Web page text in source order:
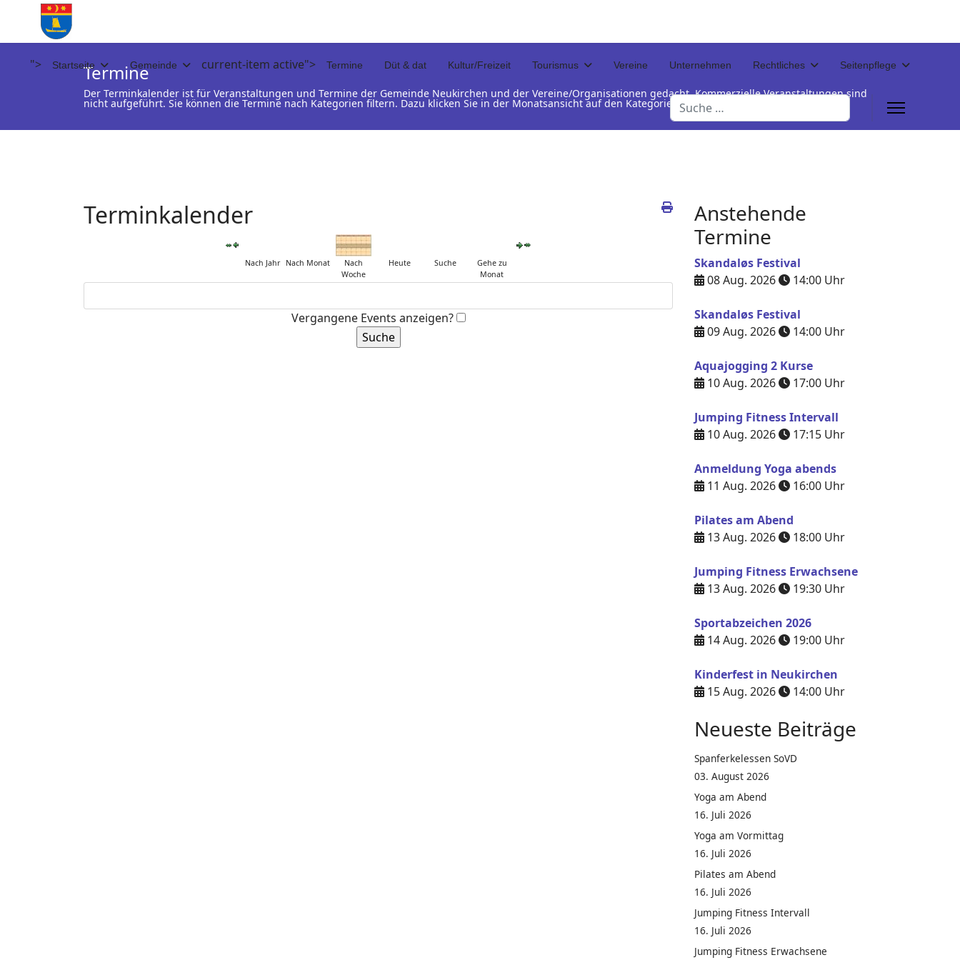
"> Startseite Gemeinde current-item active"> Termine Düt & dat Kultur/Freizeit Tourismus Vereine Unternehmen Rechtliches Seitenpflege
Suchen
Termine
Der Terminkalender ist für Veranstaltungen und Termine der Gemeinde Neukirchen und der Vereine/Organisationen gedacht. Kommerzielle Veranstaltungen sind
nicht aufgeführt. Sie können die Termine nach Kategorien filtern. Dazu klicken Sie in der Monatsansicht auf den Kategorienamen unterhalb der Termintabelle
Terminkalender
Nach Jahr Nach Monat
Nach
Woche
Heute Suche
Gehe zu
Monat
Vergangene Events anzeigen?
Anstehende
Termine
Skandaløs Festival
08 Aug. 2026
14:00 Uhr
Skandaløs Festival
09 Aug. 2026
14:00 Uhr
Aquajogging 2 Kurse
10 Aug. 2026
17:00 Uhr
Jumping Fitness Intervall
10 Aug. 2026
17:15 Uhr
Anmeldung Yoga abends
11 Aug. 2026
16:00 Uhr
Pilates am Abend
13 Aug. 2026
18:00 Uhr
Jumping Fitness Erwachsene
13 Aug. 2026
19:30 Uhr
Sportabzeichen 2026
14 Aug. 2026
19:00 Uhr
Kinderfest in Neukirchen
15 Aug. 2026
14:00 Uhr
Neueste Beiträge
Spanferkelessen SoVD
03. August 2026
Yoga am Abend
16. Juli 2026
Yoga am Vormittag
16. Juli 2026
Pilates am Abend
16. Juli 2026
Jumping Fitness Intervall
16. Juli 2026
Jumping Fitness Erwachsene